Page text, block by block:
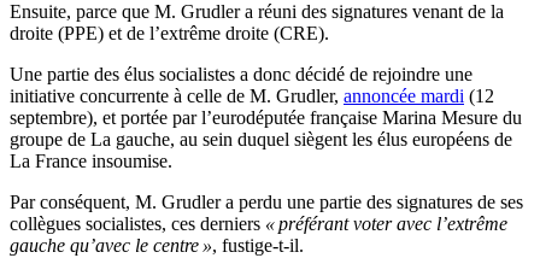
Ensuite, parce que M. Grudler a réuni des signatures venant de la
droite (PPE) et de l’extrême droite (CRE).
Une partie des élus socialistes a donc décidé de rejoindre une
initiative concurrente à celle de M. Grudler, annoncée mardi (12
septembre), et portée par l’eurodéputée française Marina Mesure du
groupe de La gauche, au sein duquel siègent les élus européens de
La France insoumise.
Par conséquent, M. Grudler a perdu une partie des signatures de ses
collègues socialistes, ces derniers « préférant voter avec l’extrême
gauche qu’avec le centre », fustige-t-il.